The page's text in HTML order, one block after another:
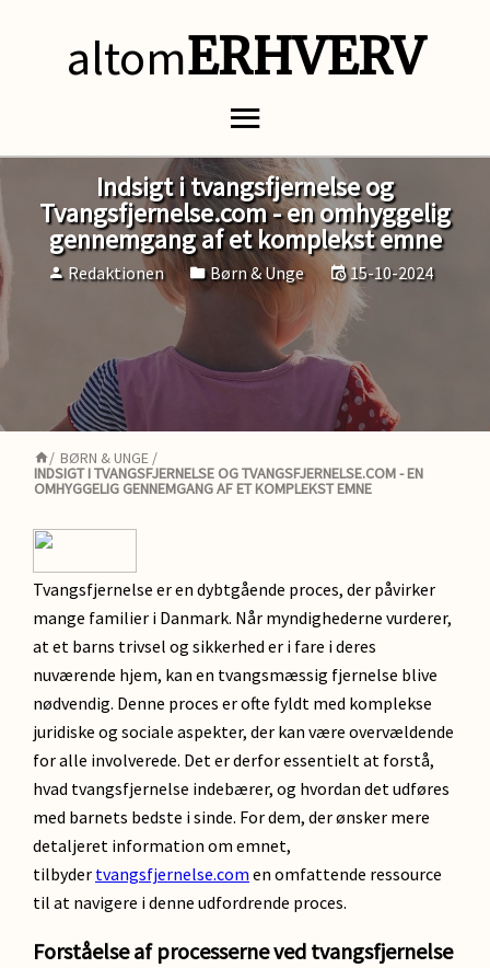
altomERHVERV
Indsigt i tvangsfjernelse og
Tvangsfjernelse.com - en omhyggelig
gennemgang af et komplekst emne
Redaktionen Børn & Unge 15-10-2024
/ BØRN & UNGE /
INDSIGT I TVANGSFJERNELSE OG TVANGSFJERNELSE.COM - EN
OMHYGGELIG GENNEMGANG AF ET KOMPLEKST EMNE
Tvangsfjernelse er en dybtgående proces, der påvirker
mange familier i Danmark. Når myndighederne vurderer,
at et barns trivsel og sikkerhed er i fare i deres
nuværende hjem, kan en tvangsmæssig fjernelse blive
nødvendig. Denne proces er ofte fyldt med komplekse
juridiske og sociale aspekter, der kan være overvældende
for alle involverede. Det er derfor essentielt at forstå,
hvad tvangsfjernelse indebærer, og hvordan det udføres
med barnets bedste i sinde. For dem, der ønsker mere
detaljeret information om emnet,
tilbyder tvangsfjernelse.com en omfattende ressource
til at navigere i denne udfordrende proces.
Forståelse af processerne ved tvangsfjernelse